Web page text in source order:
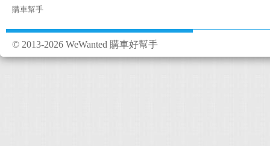
購車幫手
© 2013-2026 WeWanted 購車好幫手